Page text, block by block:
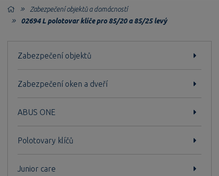
Zabezpečení objektů a domácností
02694 L polotovar klíče pro 85/20 a 85/25 levý
Zabezpečení objektů
Zabezpečení oken a dveří
ABUS ONE
Polotovary klíčů
Junior care